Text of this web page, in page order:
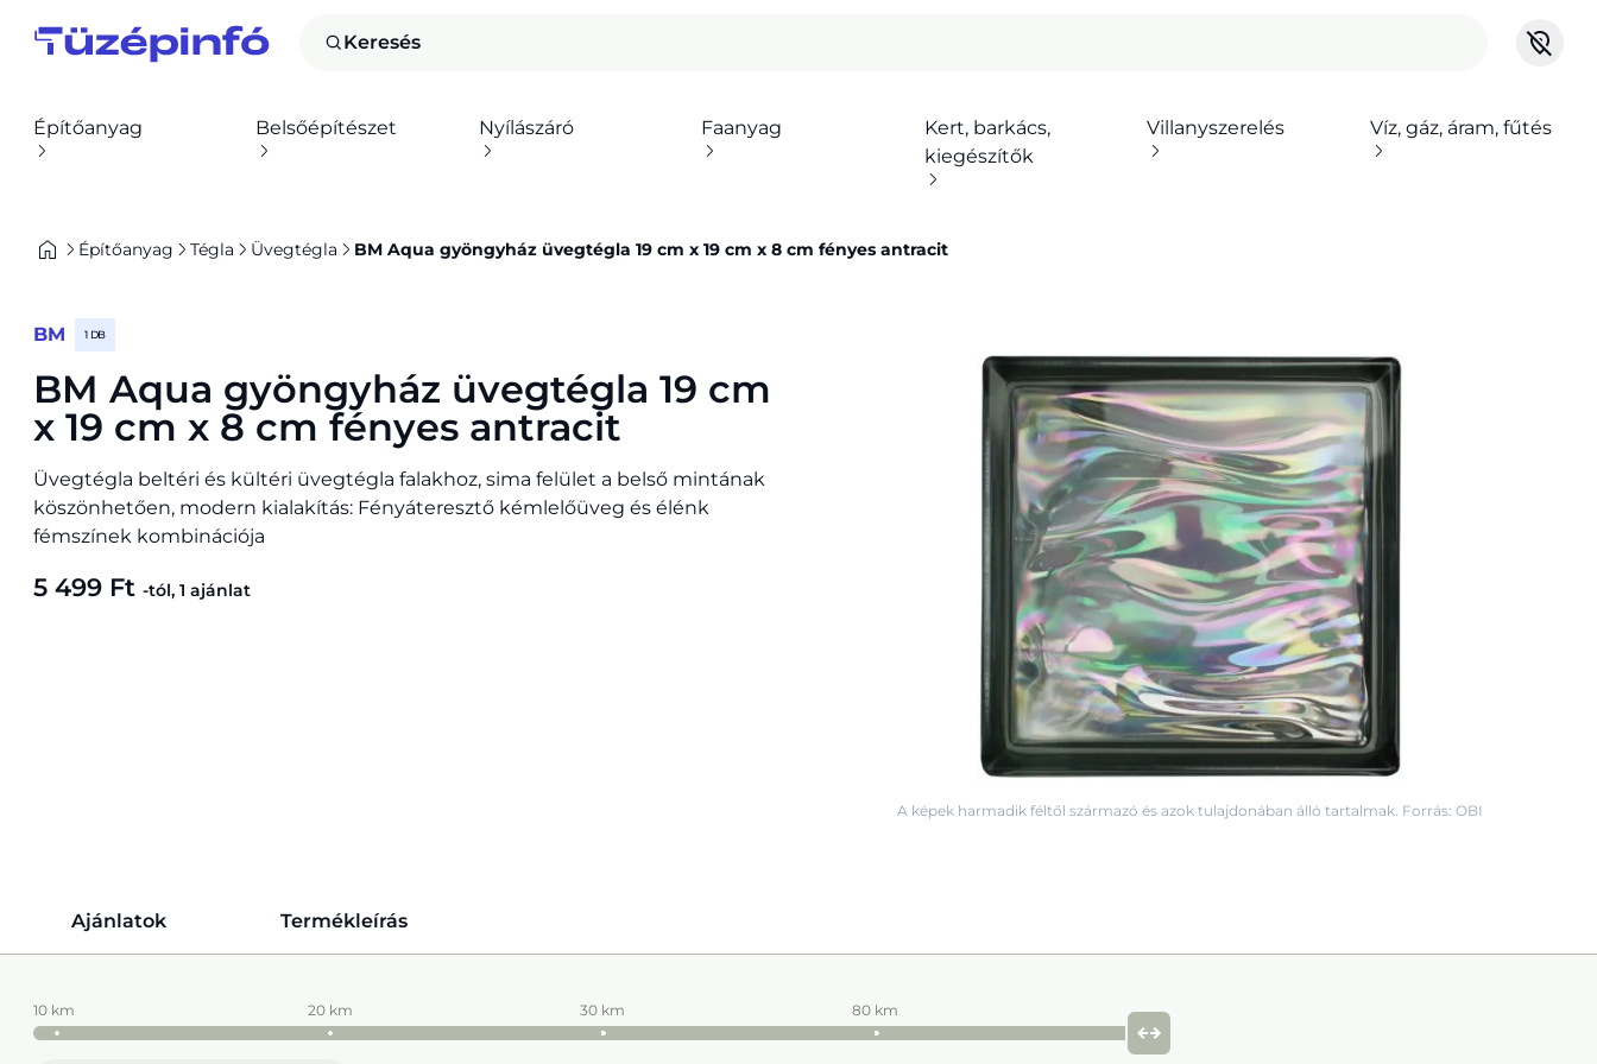
Keresés
Építőanyag Belsőépítészet Nyílászáró Faanyag
Kert, barkács,
kiegészítők
Villanyszerelés Víz, gáz, áram, fűtés
Építőanyag Tégla Üvegtégla BM Aqua gyöngyház üvegtégla 19 cm x 19 cm x 8 cm fényes antracit
BM 1 DB
BM Aqua gyöngyház üvegtégla 19 cm
x 19 cm x 8 cm fényes antracit
Üvegtégla beltéri és kültéri üvegtégla falakhoz, sima felület a belső mintának
köszönhetően, modern kialakítás: Fényáteresztő kémlelőüveg és élénk
fémszínek kombinációja
5 499 Ft -tól, 1 ajánlat
A képek harmadik féltől származó és azok tulajdonában álló tartalmak. Forrás: OBI
Ajánlatok Termékleírás
10 km 20 km 30 km 80 km